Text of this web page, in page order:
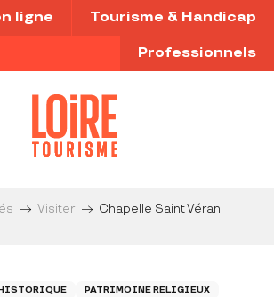
ligne Tourisme & Handicap
Professionnels
Visiter Chapelle Saint Véran
PATRIMOINE RELIGIEUX